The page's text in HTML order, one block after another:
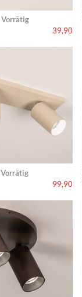
Vorrätig
39,90
Vorrätig
99,90